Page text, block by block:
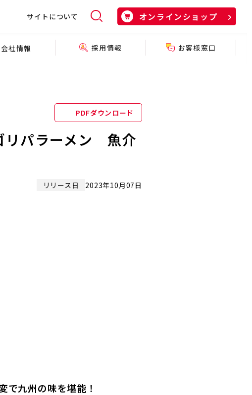
サイトについて オンラインショップ
会社情報 採用情報 お客様窓口
PDFダウンロード
リパラーメン 魚介
リリース日 2023年10月07日
で九州の味を堪能！